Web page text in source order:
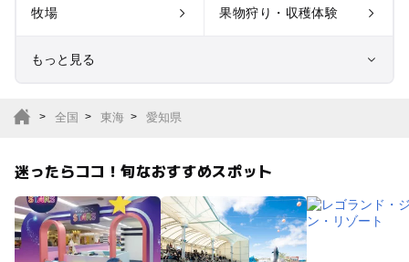
牧場 果物狩り・収穫体験
もっと見る
サファリパーク
植物園・フラワーパー
ク
全国 東海 愛知県
迷ったらココ！旬なおすすめスポット